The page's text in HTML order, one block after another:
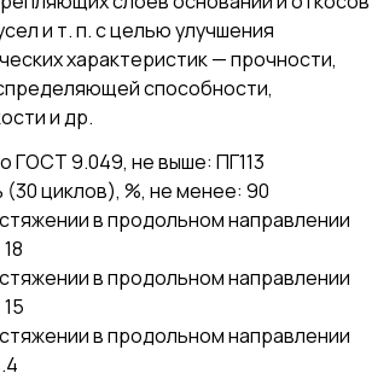
и т. п. с целью улучшения
характеристик — прочности,
способности,
и др.
ГОСТ 9.049, не выше: ПГ113
циклов), %, не менее: 90
в продольном направлении
в продольном направлении
в продольном направлении